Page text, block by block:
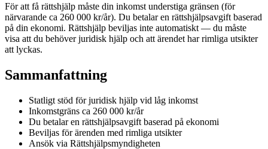
För att få rättshjälp måste din inkomst understiga gränsen (för
närvarande ca 260 000 kr/år). Du betalar en rättshjälpsavgift baserad
på din ekonomi. Rättshjälp beviljas inte automatiskt — du måste
visa att du behöver juridisk hjälp och att ärendet har rimliga utsikter
att lyckas.
Sammanfattning
Statligt stöd för juridisk hjälp vid låg inkomst
Inkomstgräns ca 260 000 kr/år
Du betalar en rättshjälpsavgift baserad på ekonomi
Beviljas för ärenden med rimliga utsikter
Ansök via Rättshjälpsmyndigheten